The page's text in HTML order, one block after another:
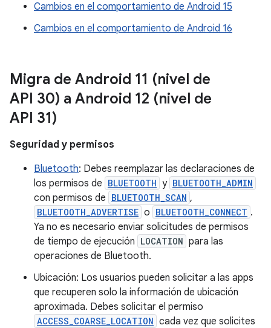
Cambios en el comportamiento de Android 15
Cambios en el comportamiento de Android 16
Migra de Android 11 (nivel de
API 30) a Android 12 (nivel de
API 31)
Seguridad y permisos
Bluetooth: Debes reemplazar las declaraciones de
los permisos de BLUETOOTH y BLUETOOTH_ADMIN
con permisos de BLUETOOTH_SCAN ,
BLUETOOTH_ADVERTISE o BLUETOOTH_CONNECT .
Ya no es necesario enviar solicitudes de permisos
de tiempo de ejecución LOCATION para las
operaciones de Bluetooth.
Ubicación: Los usuarios pueden solicitar a las apps
que recuperen solo la información de ubicación
aproximada. Debes solicitar el permiso
ACCESS_COARSE_LOCATION cada vez que solicites